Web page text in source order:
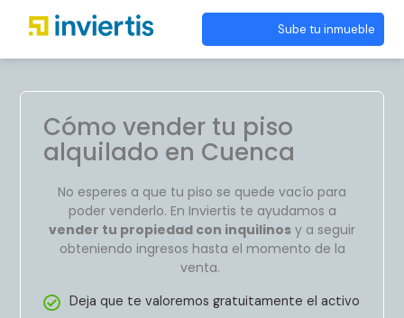
Sube tu inmueble
Cómo vender tu piso
alquilado en Cuenca
No esperes a que tu piso se quede vacío para
poder venderlo. En Inviertis te ayudamos a
vender tu propiedad con inquilinos y a seguir
obteniendo ingresos hasta el momento de la
venta.
Deja que te valoremos gratuitamente el activo